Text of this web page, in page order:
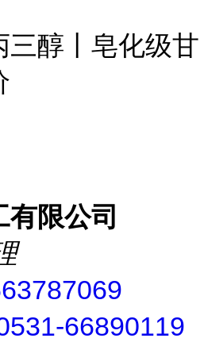
三醇丨皂化级甘
限公司
66890119